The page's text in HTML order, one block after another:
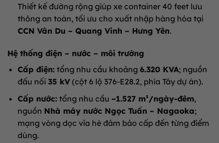
Thiết kế đường rộng giúp xe container 40 feet lưu
thông an toàn, tối ưu cho xuất nhập hàng hóa tại
CCN Vân Du – Quang Vinh – Hưng Yên.
Hệ thống điện – nước – môi trường
Cấp điện:tổng nhu cầu khoảng 6.320 KVA; nguồn
đấu nối 35 kV(cột 6 lộ 376-E28.2, phía Tây dự án).
Cấp nước:tổng nhu cầu ~1.527 m³/ngày-đêm,
nguồn Nhà máy nước Ngọc Tuấn – Nagaoka;
mạng vòng dọc vỉa hè đảm bảo cấp đến từng điểm
dùng.